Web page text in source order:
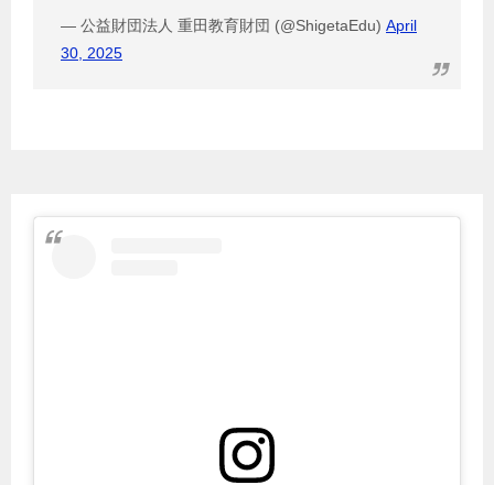
— 公益財団法人 重田教育財団 (@ShigetaEdu) April
30, 2025